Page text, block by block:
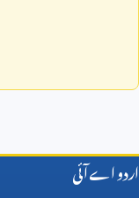
اردو اے آئی